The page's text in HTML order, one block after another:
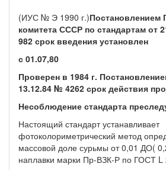
(ИУС № Э 1990 г.)Постановлением
комитета СССР по стандартам от
982 срок введения установлен
с 01.07,80
Проверен в 1984 г.
13.12.84 № 4262 срок действия
Несоблюдение стандарта
Настоящий стандарт устанавливает
фотоколориметрический метод
массовой доле сурьмы от 0,01 ДО(
наплавки марки Пр-ВЗК-Р по ГОСТ